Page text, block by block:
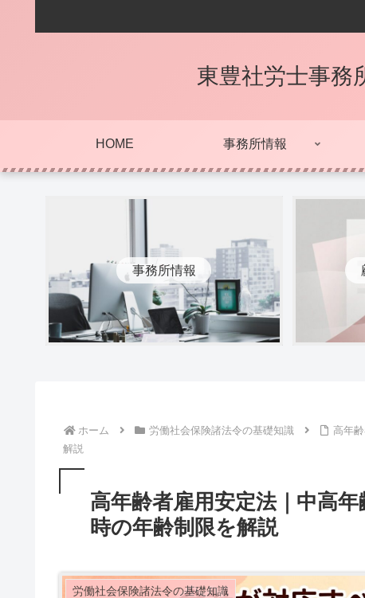
東豊社労士事務
HOME 事務所情報
事務所情報
ホーム 労働社会保険諸法令の基礎知識
高年
解説
高年齢者雇用安定法｜中高
時の年齢制限を解説
労働社会保険諸法令の基礎知識